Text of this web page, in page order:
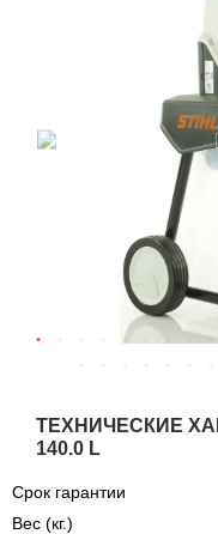
ТЕХНИЧЕСКИЕ
140.0 L
Срок гарантии
Вес (кг.)